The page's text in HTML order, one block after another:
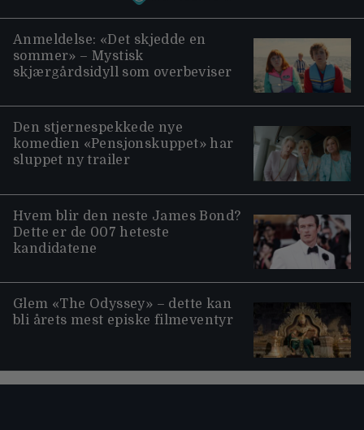
Anmeldelse: «Det skjedde en
sommer» – Mystisk
skjærgårdsidyll som overbeviser
Den stjernespekkede nye
komedien «Pensjonskuppet» har
sluppet ny trailer
Hvem blir den neste James Bond?
Dette er de 007 heteste
kandidatene
Glem «The Odyssey» – dette kan
bli årets mest episke filmeventyr